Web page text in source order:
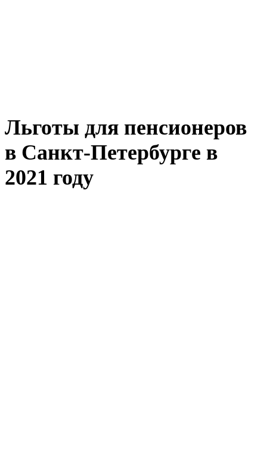
Льготы для пенсионеров
в Санкт-Петербурге в
2021 году